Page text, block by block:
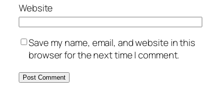
Website
Save my name, email, and website in this
browser for the next time I comment.